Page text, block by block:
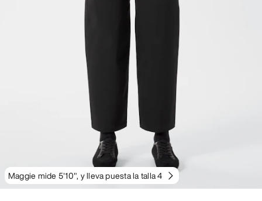
Maggie mide 5'10", y lleva puesta la talla 4